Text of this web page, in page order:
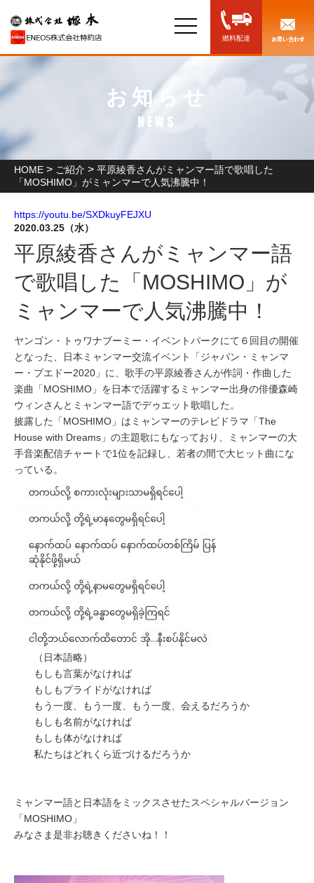
toggle
navigation燃料配達
お知らせ
NEWS
HOME > ご紹介 > 平原綾香さんがミャンマー語で歌唱した
「MOSHIMO」がミャンマーで人気沸騰中！
2020.03.25（水）
平原綾香さんがミャンマー語
で歌唱した「MOSHIMO」が
ミャンマーで人気沸騰中！
ヤンゴン・トゥワナブーミー・イベントパークにて６回目の開催
となった、日本ミャンマー交流イベント「ジャパン・ミャンマ
ー・プエドー2020」に、歌手の平原綾香さんが作詞・作曲した
楽曲「MOSHIMO」を日本で活躍するミャンマー出身の俳優森崎
ウィンさんとミャンマー語でデゥエット歌唱した。
披露した「MOSHIMO」はミャンマーのテレビドラマ「The
House with Dreams」の主題歌にもなっており、ミャンマーの大
手音楽配信チャートで1位を記録し、若者の間で大ヒット曲にな
っている。
（日本語略）
もしも言葉がなければ
もしもプライドがなければ
もう一度、もう一度、もう一度、会えるだろうか
もしも名前がなければ
もしも体がなければ
私たちはどれくら近づけるだろうか
ミャンマー語と日本語をミックスさせたスペシャルバージョン
「MOSHIMO」
みなさま是非お聴きくださいね！！
https://youtu.be/SXDkuyFEJXU